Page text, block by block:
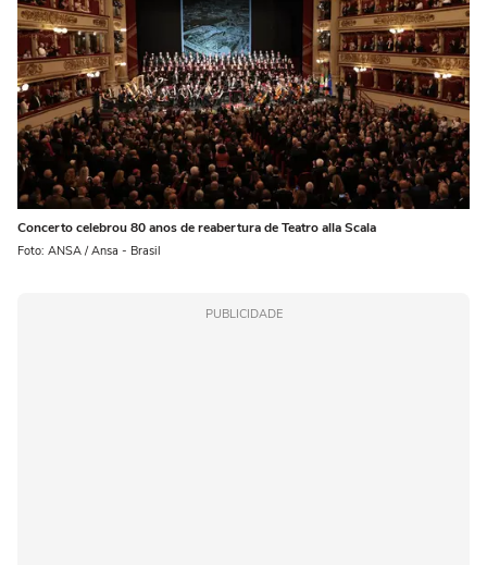
Concerto celebrou 80 anos de reabertura de Teatro alla Scala
Foto: ANSA / Ansa - Brasil
PUBLICIDADE